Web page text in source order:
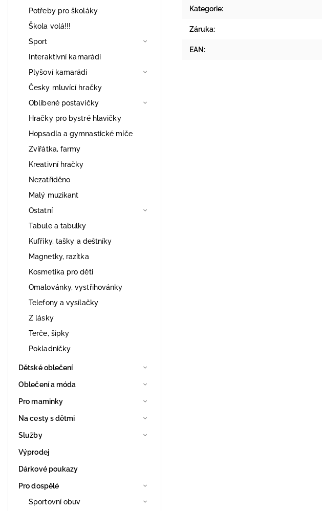
Potřeby pro školáky
Škola volá!!!
Sport
Interaktivní kamarádi
Plyšoví kamarádi
Česky mluvící hračky
Oblíbené postavičky
Hračky pro bystré hlavičky
Hopsadla a gymnastické míče
Zvířátka, farmy
Kreativní hračky
Nezatříděno
Malý muzikant
Ostatní
Tabule a tabulky
Kufříky, tašky a deštníky
Magnetky, razítka
Kosmetika pro děti
Omalovánky, vystřihovánky
Telefony a vysílačky
Z lásky
Terče, šipky
Pokladničky
Dětské oblečení
Oblečení a móda
Pro maminky
Na cesty s dětmi
Služby
Výprodej
Dárkové poukazy
Pro dospělé
Sportovní obuv
Kategorie:
Záruka:
EAN :